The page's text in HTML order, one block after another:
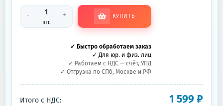
-
шт.
+ КУПИТЬ
✓ Быстро обработаем заказ
✓ Для юр. и физ. лиц
✓ Работаем с НДС — счёт, УПД
✓ Отгрузка по СПб, Москве и РФ
Итого с НДС: 1 599 ₽